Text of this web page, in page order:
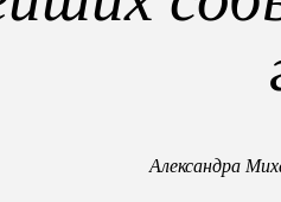
Александра